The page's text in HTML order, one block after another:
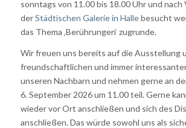
sonntags von 11.00 bis 18.00 Uhr und nach
derStädtischen Galerie in Hallebesucht
das Thema ‚Berührungen‘ zugrunde.
Wir freuen uns bereits auf die Ausstellung
freundschaftlichen und immer
unseren Nachbarn und nehmen gerne an
6. September 2026 um 11.00 teil. Gerne
wieder vor Ort anschließen und sich des
anschließen. Das würde sowohl uns als